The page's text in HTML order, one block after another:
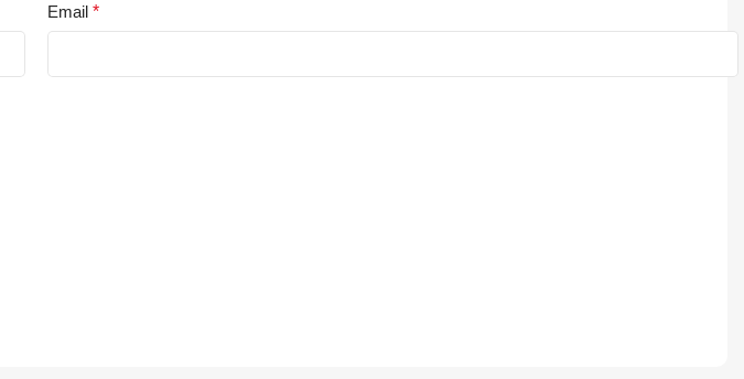
Email *